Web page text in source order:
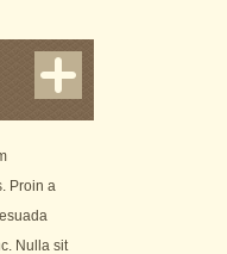
Proin a
Nulla sit